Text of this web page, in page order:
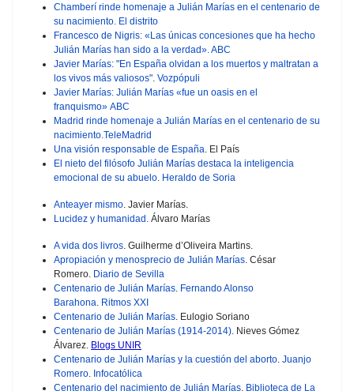
Chamberí rinde homenaje a Julián Marías en el centenario de
su nacimiento. El distrito
Francesco de Nigris: «Las únicas concesiones que ha hecho
Julián Marías han sido a la verdad». ABC
Javier Marías: "En España olvidan a los muertos y maltratan a
los vivos más valiosos" Vozpópuli
Javier Marías: Julián Marías «fue un oasis en el
franquismo» ABC
Madrid rinde homenaje a Julián Marías en el centenario de su
nacimiento. TeleMadrid
Una visión responsable de España . El País
El nieto del filósofo Julián Marías destaca la inteligencia
emocional de su abuelo Heraldo de Soria
Anteayer mismo . Javier Marías.
Lucidez y humanidad. Álvaro Marías
A vida dos livros Guilherme d’Oliveira Martins.
Apropiación y menosprecio de Julián Marías . César
Romero. Diario de Sevilla
Centenario de Julián Marías Fernando Alonso
Barahona Ritmos XXI
Centenario de Julián Marías . Eulogio Soriano
Centenario de Julián Marías (1914-2014) . Nieves Gómez
Álvarez. Blogs UNIR
Centenario de Julián Marías y la cuestión del aborto Juanjo
Romero Infocatólica
Centenario del nacimiento de Julián Marías Biblioteca de La